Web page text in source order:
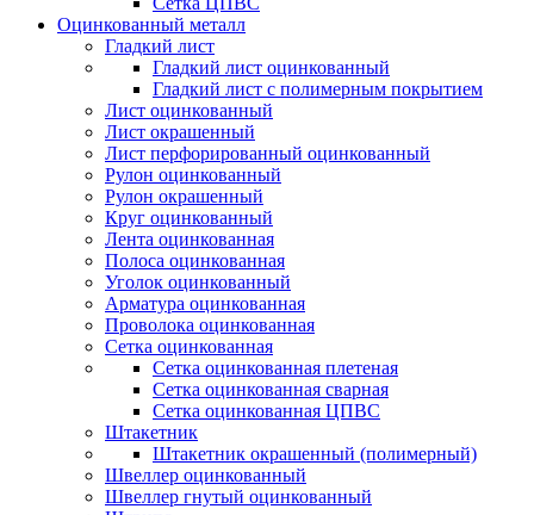
Оцинкованный металл
Гладкий лист
Гладкий лист оцинкованный
Гладкий лист с полимерным покрытием
Лист оцинкованный
Лист окрашенный
Лист перфорированный оцинкованный
Рулон оцинкованный
Рулон окрашенный
Круг оцинкованный
Лента оцинкованная
Полоса оцинкованная
Уголок оцинкованный
Арматура оцинкованная
Проволока оцинкованная
Сетка оцинкованная
Сетка оцинкованная плетеная
Сетка оцинкованная сварная
Сетка оцинкованная ЦПВС
Штакетник
Штакетник окрашенный (полимерный)
Швеллер оцинкованный
Швеллер гнутый оцинкованный